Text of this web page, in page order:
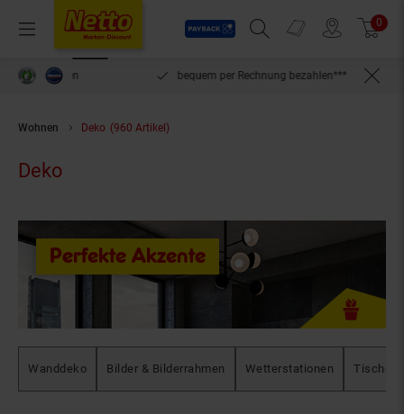
Menü
Payback
Suchfeld einblenden
Prospekte 0
bequem per Rechnung bezahlen***
Wohnen Deko (960 Artikel)
Deko
Perfekte Akzente
Wanddeko Bilder & Bilderrahmen Wetterstationen